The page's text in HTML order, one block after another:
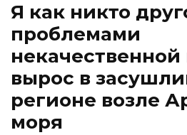
Я как никто
проблемами
некачественной
вырос в
регионе возле
моря